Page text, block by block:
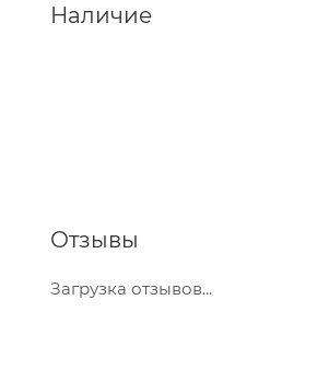
Наличие
Отзывы
Загрузка отзывов...